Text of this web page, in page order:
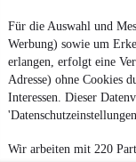
Für die Auswahl und
Werbung) sowie um
erlangen, erfolgt eine
Adresse) ohne Cookies
Interessen. Dieser
Wir arbeiten mit 220